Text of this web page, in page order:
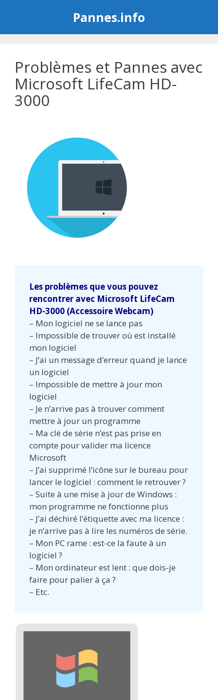
Pannes.info
Problèmes et Pannes avec
Microsoft LifeCam HD-
3000
Les problèmes que vous pouvez
rencontrer avec Microsoft LifeCam
HD-3000 (Accessoire Webcam)
– Mon logiciel ne se lance pas
– Impossible de trouver où est installé
mon logiciel
– J’ai un message d’erreur quand je lance
un logiciel
– Impossible de mettre à jour mon
logiciel
– Je n’arrive pas à trouver comment
mettre à jour un programme
– Ma clé de série n’est pas prise en
compte pour valider ma licence
Microsoft
– J’ai supprimé l’icône sur le bureau pour
lancer le logiciel : comment le retrouver ?
– Suite à une mise à jour de Windows :
mon programme ne fonctionne plus
– J’ai déchiré l’étiquette avec ma licence :
je n’arrive pas à lire les numéros de série.
– Mon PC rame : est-ce la faute à un
logiciel ?
– Mon ordinateur est lent : que dois-je
faire pour palier à ça ?
– Etc.